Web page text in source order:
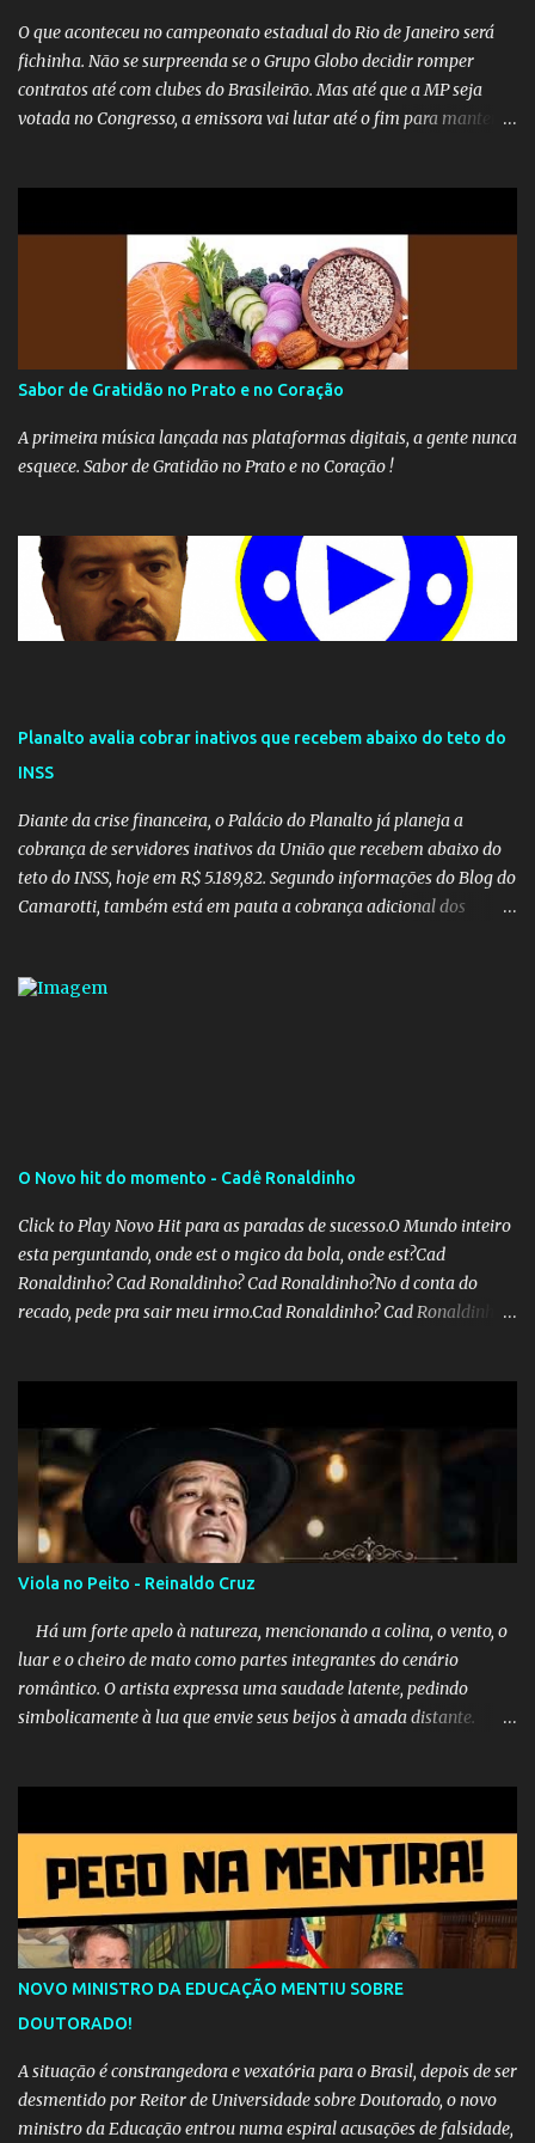
O que aconteceu no campeonato estadual do Rio de Janeiro será
fichinha. Não se surpreenda se o Grupo Globo decidir romper
contratos até com clubes do Brasileirão. Mas até que a MP seja
votada no Congresso, a emissora vai lutar até o fim para manter o
Sabor de Gratidão no Prato e no Coração
A primeira música lançada nas plataformas digitais, a gente nunca
esquece. Sabor de Gratidão no Prato e no Coração !
Planalto avalia cobrar inativos que recebem abaixo do teto do
INSS
Diante da crise financeira, o Palácio do Planalto já planeja a
cobrança de servidores inativos da União que recebem abaixo do
teto do INSS, hoje em R$ 5.189,82. Segundo informações do Blog do
Camarotti, também está em pauta a cobrança adicional dos
aumentar o percentual de recolhimento para 14%. De acordo com
O Novo hit do momento - Cadê Ronaldinho
Click to Play Novo Hit para as paradas de sucesso.O Mundo inteiro
esta perguntando, onde est o mgico da bola, onde est?Cad
Ronaldinho? Cad Ronaldinho? Cad Ronaldinho?No d conta do
recado, pede pra sair meu irmo.Cad Ronaldinho? Cad Ronaldinho?
Viola no Peito - Reinaldo Cruz
Há um forte apelo à natureza, mencionando a colina, o vento, o
luar e o cheiro de mato como partes integrantes do cenário
romântico. O artista expressa uma saudade latente, pedindo
simbolicamente à lua que envie seus beijos à amada distante. A
que continuará esperando enquanto houver canções para entoar. A
obra conclui como uma promessa de fidelidade e esperança no
reencontro, unindo a tradição da viola com o sentimento universal
do amor. No geral, o vídeo apresenta uma narrativa lírica sobre a
persistência do afeto através do tempo e do espaço. YouTube
YouTube YouTube
NOVO MINISTRO DA EDUCAÇÃO MENTIU SOBRE
DOUTORADO!
A situação é constrangedora e vexatória para o Brasil, depois de ser
desmentido por Reitor de Universidade sobre Doutorado, o novo
ministro da Educação entrou numa espiral acusações de falsidade,